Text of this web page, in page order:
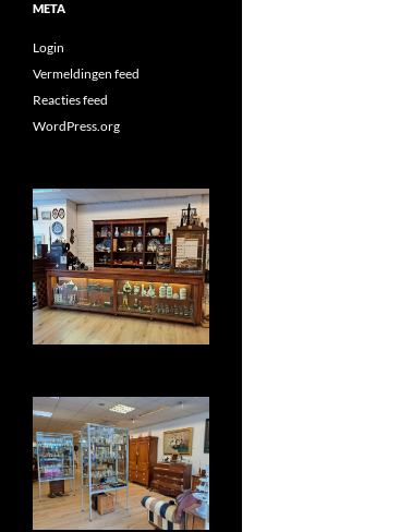
META
Login
Vermeldingen feed
Reacties feed
WordPress.org